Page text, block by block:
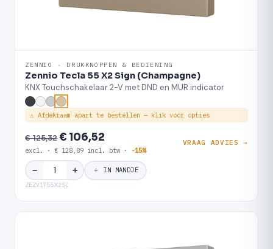
ZENNIO · DRUKKNOPPEN & BEDIENING
Zennio Tecla 55 X2 Sign (Champagne)
KNX Touchschakelaar 2-V met DND en MUR indicator
⚠ Afdekraam apart te bestellen — klik voor opties
€ 125,32€ 106,52
excl. · € 128,89 incl. btw · -15%
VRAAG ADVIES →
− ＋ ＋ IN MANDJE
ZEZVIT55X2SC